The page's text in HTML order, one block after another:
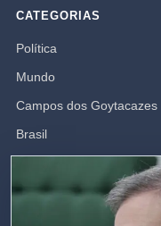
CATEGORIAS
Política
Mundo
Campos dos Goytacazes
Brasil
Polícia